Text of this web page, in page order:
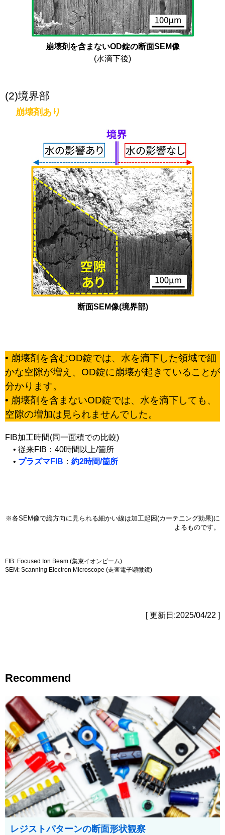
崩壊剤を含まないOD錠の断面SEM像
(水滴下後)
(2)境界部
崩壊剤あり
断面SEM像(境界部)
• 崩壊剤を含むOD錠では、水を滴下した領域で細
かな空隙が増え、OD錠に崩壊が起きていることが
分かります。
• 崩壊剤を含まないOD錠では、水を滴下しても、
空隙の増加は見られませんでした。
FIB加工時間(同一面積での比較)
• 従来FIB：40時間以上/箇所
• プラズマFIB ： 約2時間/箇所
※各SEM像で縦方向に見られる細かい線は加工起因(カーテニング効果)に
よるものです。
FIB: Focused Ion Beam (集束イオンビーム)
SEM: Scanning Electron Microscope (走査電子顕微鏡)
[ 更新日:2025/04/22 ]
Recommend
レジストパターンの断面形状観察